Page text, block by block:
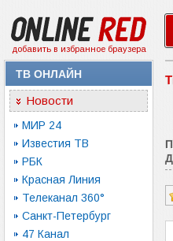
добавить в избранное браузера
ТВ ОНЛАЙН
Новости
МИР 24
Известия ТВ
РБК
Красная Линия
Телеканал 360°
Санкт-Петербург
47 Канал